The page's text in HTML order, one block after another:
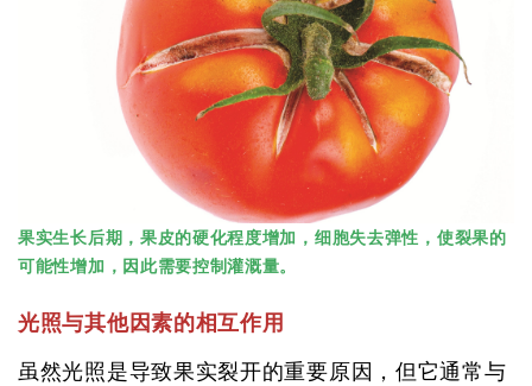
果实生长后期，果皮的硬化程度增加，细胞失去弹性，使裂果的
可能性增加，因此需要控制灌溉量。
光照与其他因素的相互作用
虽然光照是导致果实裂开的重要原因，但它通常与